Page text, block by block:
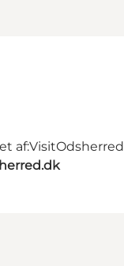
af:VisitOdsherred